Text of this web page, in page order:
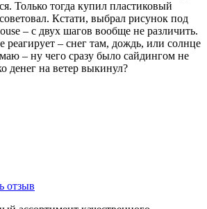
Только тогда купил пластиковый
Кстати, выбрал рисунок под
– с двух шагов вообще не различить.
реагирует – снег там, дождь, или солнце
– ну чего сразу было сайдингом не
денег на ветер выкинул?
отзыв